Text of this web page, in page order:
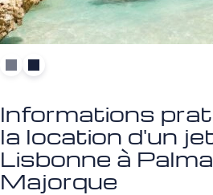
Informations
la location d'un
Lisbonne à
Majorque